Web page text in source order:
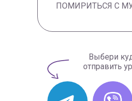
ПОМИРИТЬСЯ С
Выбери
отправить